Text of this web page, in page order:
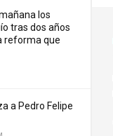
los
tras dos años
reforma que
a Pedro Felipe